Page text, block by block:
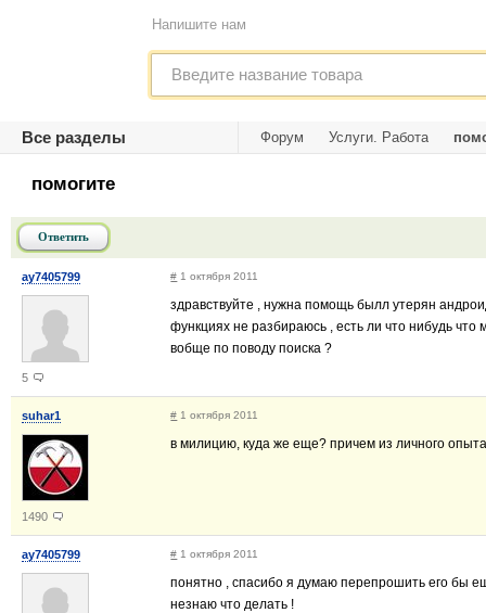
Напишите нам
Все разделы Форум Услуги. Работа
помогите
Ответить
ay7405799
5
# 1 октября 2011
здравствуйте , нужна помощь былл утерян
функциях не разбираюсь , есть ли что нибудь что
вобще по поводу поиска ?
suhar1
1490
# 1 октября 2011
в милицию, куда же еще? причем из личного
ay7405799 # 1 октября 2011
понятно , спасибо я думаю перепрошить его бы
незнаю что делать !